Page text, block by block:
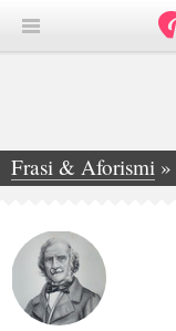
Frasi & Aforismi »
»Terenzio Mamiani